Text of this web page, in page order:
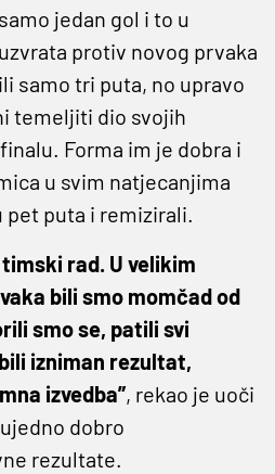
jedan gol i to u
protiv novog prvaka
samo tri puta, no upravo
temeljiti dio svojih
Forma im je dobra i
u svim natjecanjima
pet puta i remizirali.
rad. U velikim
bili smo momčad od
smo se, patili svi
izniman rezultat,
izvedba”, rekao je uoči
dobro
rezultate.